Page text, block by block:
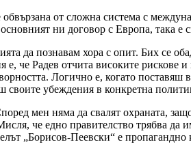
от сложна система с
ни договор с Европа, така е
да познавам хора с опит. Бих се
Радев отчита високите рискове
Логично е, когато
убеждения в конкретна
мен няма да свалят охраната,
че едно правителство трябва
„Борисов-Пеевски“ е